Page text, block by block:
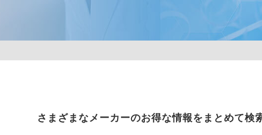
さまざまなメーカーのお得な情報をまとめて検